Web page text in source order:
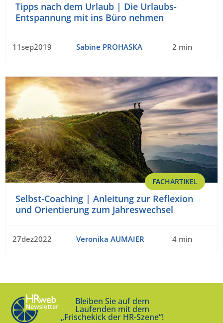
Tipps nach dem Urlaub | Die Urlaubs-
Entspannung mit ins Büro nehmen
11sep2019 Sabine PROHASKA 2 min
FACHARTIKEL
Selbst-Coaching | Anleitung zur Reflexion
und Orientierung zum Jahreswechsel
27dez2022 Veronika AUMAIER 4 min
Bleiben Sie auf dem
Laufenden mit dem
„Frischekick der HR-Szene“!